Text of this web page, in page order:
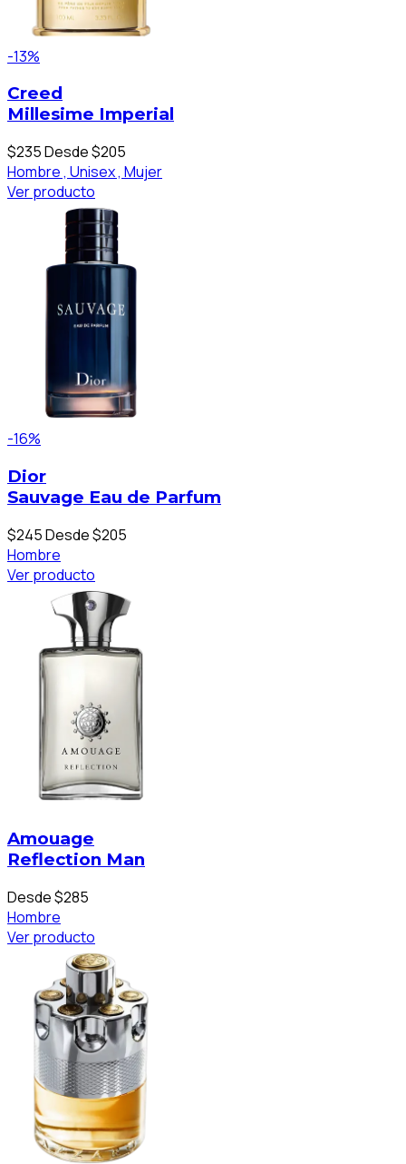
-13%
Creed
Millesime Imperial
$235Desde $205
Hombre , Unisex , Mujer
Ver producto
-16%
Dior
Sauvage Eau de Parfum
$245Desde $205
Hombre
Ver producto
Amouage
Reflection Man
Desde $285
Hombre
Ver producto